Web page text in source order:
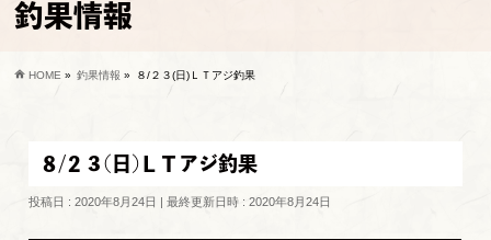
釣果情報
HOME » 釣果情報 » ８/２３(日)ＬＴアジ釣果
８/２３(日)ＬＴアジ釣果
投稿日 : 2020年8月24日 最終更新日時 : 2020年8月24日